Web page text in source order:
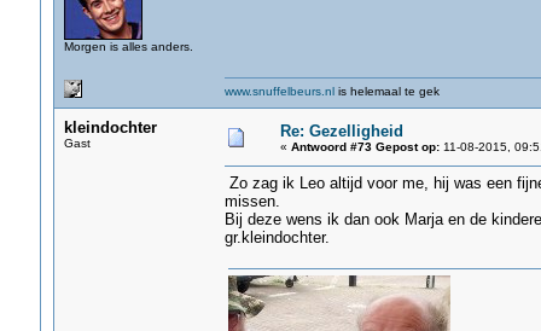
Morgen is alles anders.
www.snuffelbeurs.nlis helemaal te gek
kleindochter
Gast
Re: Gezelligheid
« Antwoord #73 Gepost op:11-08-2015,
Zo zag ik Leo altijd voor me, hij was een
missen.
Bij deze wens ik dan ook Marja en de
gr.kleindochter.